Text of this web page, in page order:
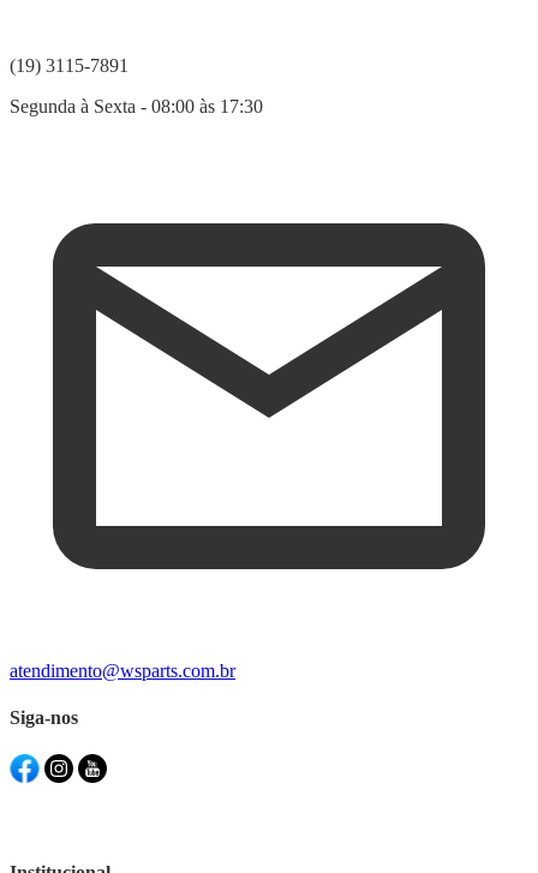
(19) 3115-7891
Segunda à Sexta - 08:00 às 17:30
atendimento@wsparts.com.br
Siga-nos